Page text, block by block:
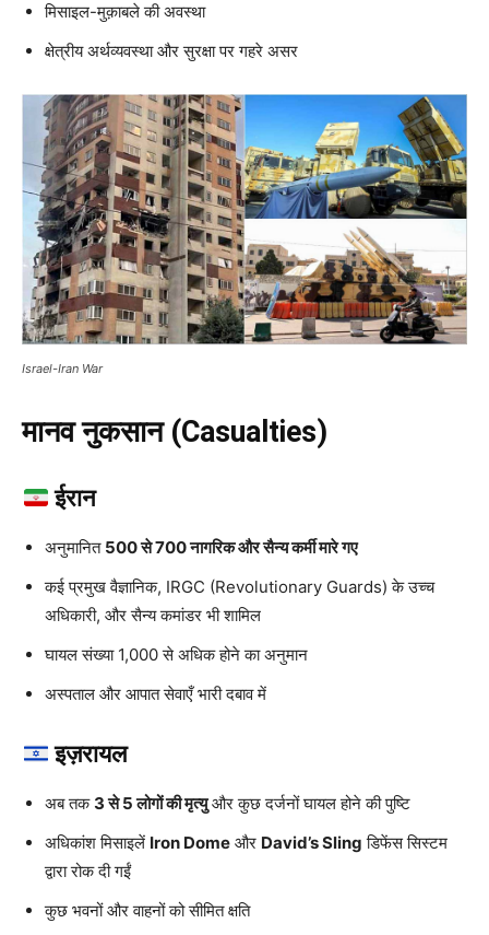
मिसाइल-मुक़ाबले की अवस्था
क्षेत्रीय अर्थव्यवस्था और सुरक्षा पर गहरे असर
Israel-Iran War
मानव नुकसान (Casualties)
ईरान
अनुमानित 500 से 700 नागरिक और सैन्य कर्मी मारे गए
कई प्रमुख वैज्ञानिक, IRGC (Revolutionary Guards) के उच्च
अधिकारी, और सैन्य कमांडर भी शामिल
घायल संख्या 1,000 से अधिक होने का अनुमान
अस्पताल और आपात सेवाएँ भारी दबाव में
इज़रायल
अब तक 3 से 5 लोगों की मृत्युऔर कुछ दर्जनों घायल होने की पुष्टि
अधिकांश मिसाइलें Iron Dome और David’s Sling डिफेंस सिस्टम
द्वारा रोक दी गईं
कुछ भवनों और वाहनों को सीमित क्षति